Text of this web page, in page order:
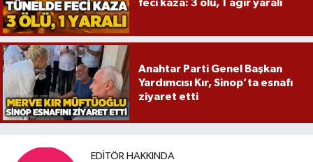
feci kaza: 3 ölü, 1 ağır yaralı
Anahtar Parti Genel Başkan
Yardımcısı Kır, Sinop’ta esnafı
ziyaret etti
EDITÖR HAKKINDA